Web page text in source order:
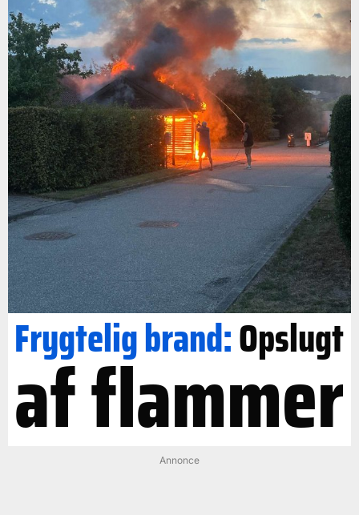
Frygtelig brand:Opslugt
af flammer
Annonce